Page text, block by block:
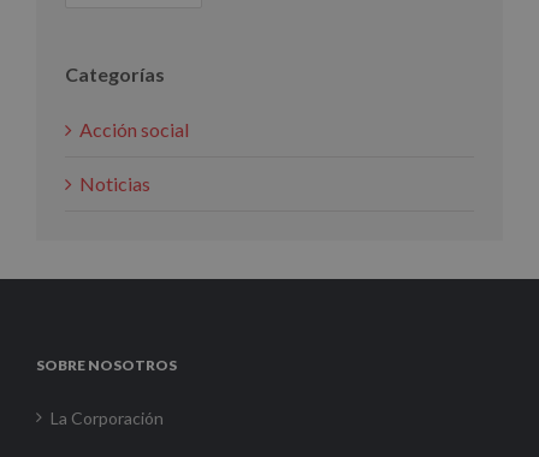
Categorías
Acción social
Noticias
SOBRE NOSOTROS
La Corporación